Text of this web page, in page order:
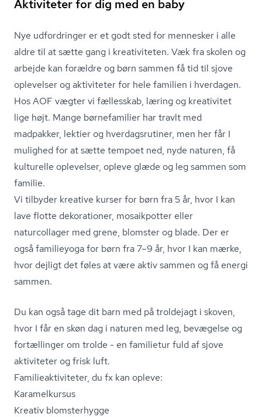
Aktiviteter for dig med en baby
Nye udfordringer er et godt sted for mennesker i alle
aldre til at sætte gang i kreativiteten. Væk fra skolen og
arbejde kan forældre og børn sammen få tid til sjove
oplevelser og aktiviteter for hele familien i hverdagen.
Hos AOF vægter vi fællesskab, læring og kreativitet
lige højt. Mange børnefamilier har travlt med
madpakker, lektier og hver­dags­ru­ti­ner, men her får I
mulighed for at sætte tempoet ned, nyde naturen, få
kulturelle oplevelser, opleve glæde og leg sammen som
familie.
Vi tilbyder kreative kurser for børn fra 5 år, hvor I kan
lave flotte dekorationer, mosaikpotter eller
naturcollager med grene, blomster og blade. Der er
også familieyoga for børn fra 7–9 år, hvor I kan mærke,
hvor dejligt det føles at være aktiv sammen og få energi
sammen.
Du kan også tage dit barn med på troldejagt i skoven,
hvor I får en skøn dag i naturen med leg, bevægelse og
fortællinger om trolde - en familietur fuld af sjove
aktiviteter og frisk luft.
Fa­mi­lie­ak­ti­vi­te­ter, du fx kan opleve:
Karamelkursus
Kreativ blomsterhygge